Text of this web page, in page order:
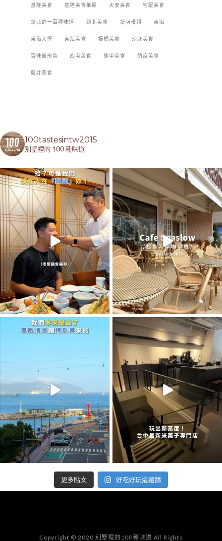
基隆美食 基隆美食推薦 大安美食 宅配美食
新北的一百種味道 新北美食 新店報報 東海
東海大學 東海美食 板橋美食 沙鹿美食
百味旅形色 西屯美食 逢甲美食 防疫美食
龍井美食
100tastesintw2015
別墅裡的 100 種味道
更多貼文 好吃好玩這邊請
Copyright © 2020 別墅裡的100種味道 All Rights